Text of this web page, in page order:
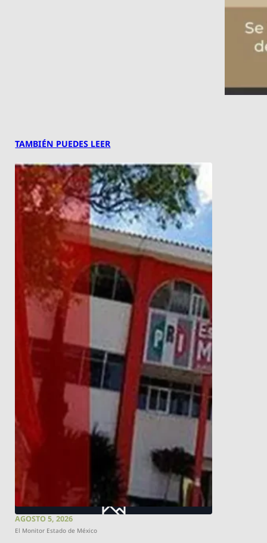
TAMBIÉN PUEDES LEER
AGOSTO 5, 2026
El Monitor Estado de México